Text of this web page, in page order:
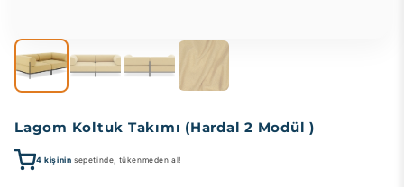
Lagom Koltuk Takımı (Hardal 2 Modül )
4 kişinin sepetinde, tükenmeden al!